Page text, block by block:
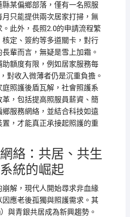
某偏鄉部落，僅有一名照服
月只能提供兩次居家打掃，無
此外，長照2.0的申請流程繁
定、簽約等多道關卡，對行
輩而言，無疑是雪上加霜。
額度有限，例如居家服務每
對收入微薄者仍是沉重負擔。
照護後盾瓦解，社會照護系
，包括提高照服員薪資、簡
服務網絡，並結合科技如遠
，才能真正承接起照護的重
絡：共居、共生
統的崛起
解，現代人開始尋求非血緣
因應老後孤獨與照護需求。其
與青銀共居成為新興趨勢。